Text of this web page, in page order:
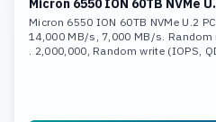
Micron 6550 ION 60TB NVMe
Micron 6550 ION 60TB NVMe U.2
14,000 MB/s, 7,000 MB/s. Random
2,000,000, Random write (IOPS,